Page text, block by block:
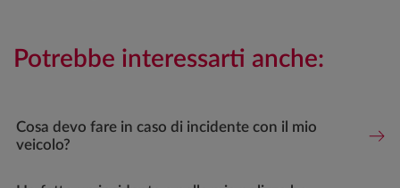
Potrebbe interessarti anche:
Cosa devo fare in caso di incidente con il mio
veicolo?